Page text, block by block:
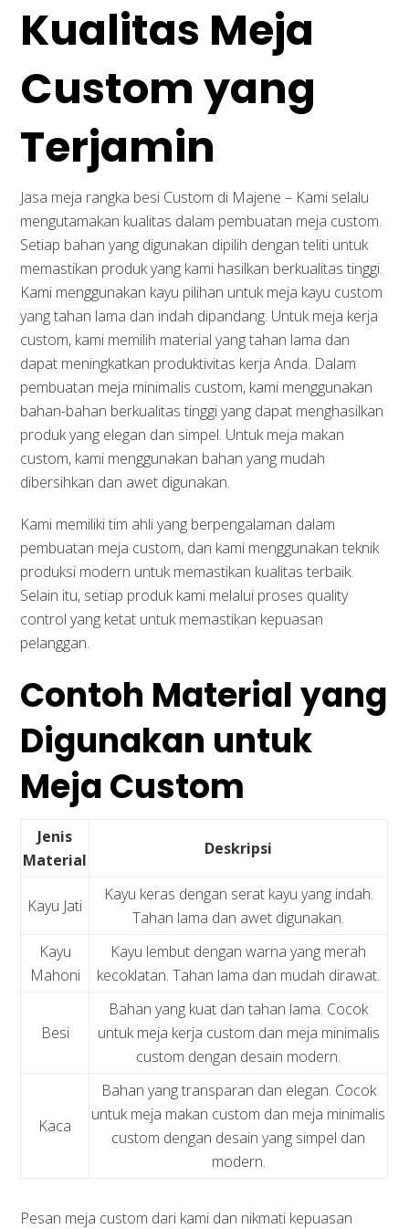
Kualitas Meja
Custom yang
Terjamin
Jasa meja rangka besi Custom di Majene – Kami selalu
mengutamakan kualitas dalam pembuatan meja custom.
Setiap bahan yang digunakan dipilih dengan teliti untuk
memastikan produk yang kami hasilkan berkualitas tinggi.
Kami menggunakan kayu pilihan untuk meja kayu custom
yang tahan lama dan indah dipandang. Untuk meja kerja
custom, kami memilih material yang tahan lama dan
dapat meningkatkan produktivitas kerja Anda. Dalam
pembuatan meja minimalis custom, kami menggunakan
bahan-bahan berkualitas tinggi yang dapat menghasilkan
produk yang elegan dan simpel. Untuk meja makan
custom, kami menggunakan bahan yang mudah
dibersihkan dan awet digunakan.
Kami memiliki tim ahli yang berpengalaman dalam
pembuatan meja custom, dan kami menggunakan teknik
produksi modern untuk memastikan kualitas terbaik.
Selain itu, setiap produk kami melalui proses quality
control yang ketat untuk memastikan kepuasan
pelanggan.
Contoh Material yang
Digunakan untuk
Meja Custom
Jenis
Material
Deskripsi
Kayu Jati
Kayu keras dengan serat kayu yang indah.
Tahan lama dan awet digunakan.
Kayu
Mahoni
Kayu lembut dengan warna yang merah
kecoklatan. Tahan lama dan mudah dirawat.
Besi
Bahan yang kuat dan tahan lama. Cocok
untuk meja kerja custom dan meja minimalis
custom dengan desain modern.
Kaca
Bahan yang transparan dan elegan. Cocok
untuk meja makan custom dan meja minimalis
custom dengan desain yang simpel dan
modern.
Pesan meja custom dari kami dan nikmati kepuasan